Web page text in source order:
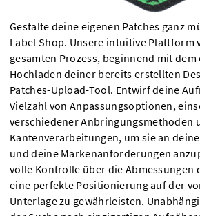
Gestalte deine eigenen Patches ganz
Label Shop. Unsere intuitive Plattform
gesamten Prozess, beginnend mit dem
Hochladen deiner bereits erstellten
Patches-Upload-Tool. Entwirf deine
Vielzahl von Anpassungsoptionen,
verschiedener Anbringungsmethoden
Kantenverarbeitungen, um sie an
und deine Markenanforderungen
volle Kontrolle über die Abmessungen
eine perfekte Positionierung auf der
Unterlage zu gewährleisten.